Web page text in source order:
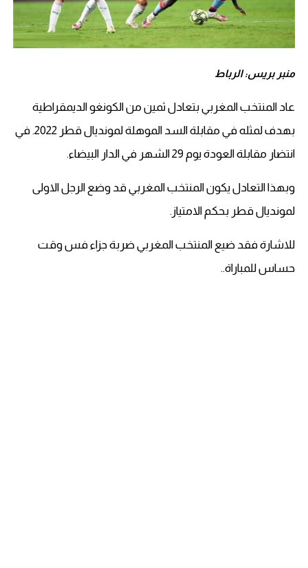
منبر بريس: الرباط
عاد المنتخب المغربي بتعادل ثمين من الكونغو الديمقراطية
بهدف لمثله في مقابلة السد الموهلة لمونديال قطر 2022. في
انتضار مقابلة العودة يوم 29 الشهر في الدار البيضاء.
وبهذا التعادل يكون المنتخب المغربي قد وضع الرجل الاولى
لمونديال قطر بحكم الامتياز.
للاشارة فقد ضيع المنتخب المغربي ضربة جزاء فس وقت
حساس للمباراة..